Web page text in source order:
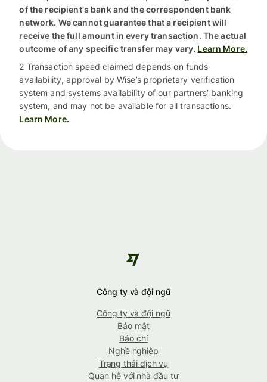
of the recipient's bank and the correspondent bank
network. We cannot guarantee that a recipient will
receive the full amount in every transaction. The actual
outcome of any specific transfer may vary. Learn More.
2 Transaction speed claimed depends on funds
availability, approval by Wise’s proprietary verification
system and systems availability of our partners’ banking
system, and may not be available for all transactions.
Learn More.
Công ty và đội ngũ
Công ty và đội ngũ
Bảo mật
Báo chí
Nghề nghiệp
Trạng thái dịch vụ
Quan hệ với nhà đầu tư